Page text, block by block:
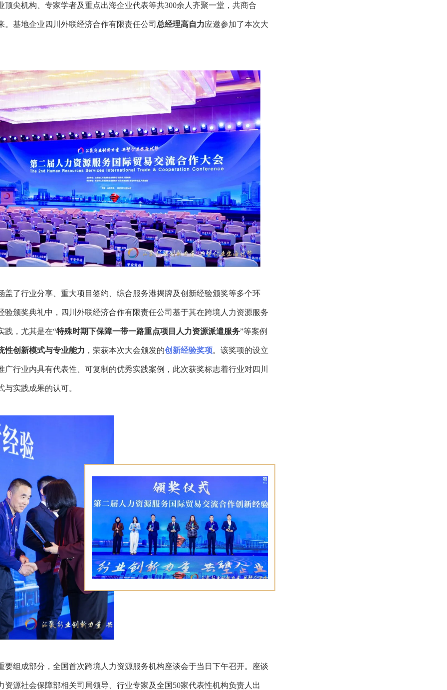
顶尖机构、专家学者及重点出海企业代表等共300余人齐聚一堂，共商合
。基地企业四川外联经济合作有限责任公司 总经理高自力应邀参加了本次大
盖了行业分享、重大项目签约、综合服务港揭牌及创新经验颁奖等多个环
验颁奖典礼中，四川外联经济合作有限责任公司基于其在跨境人力资源服务
践，尤其是在“特殊时期下保障一带一路重点项目人力资源派遣服务”等案例
性创新模式与专业能力 ，荣获本次大会颁发的创新经验奖项。该奖项的设立
广行业内具有代表性、可复制的优秀实践案例，此次获奖标志着行业对四川
与实践成果的认可。
要组成部分，全国首次跨境人力资源服务机构座谈会于当日下午召开。座谈
资源社会保障部相关司局领导、行业专家及全国50家代表性机构负责人出